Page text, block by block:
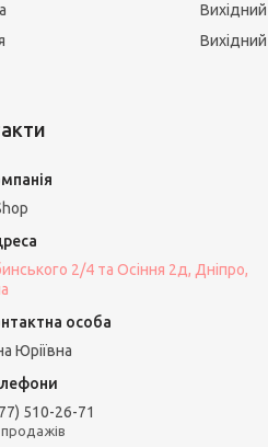
Вихідний
Вихідний
2/4 та Осіння 2д, Дніпро,
Юріївна
510-26-71
продажів